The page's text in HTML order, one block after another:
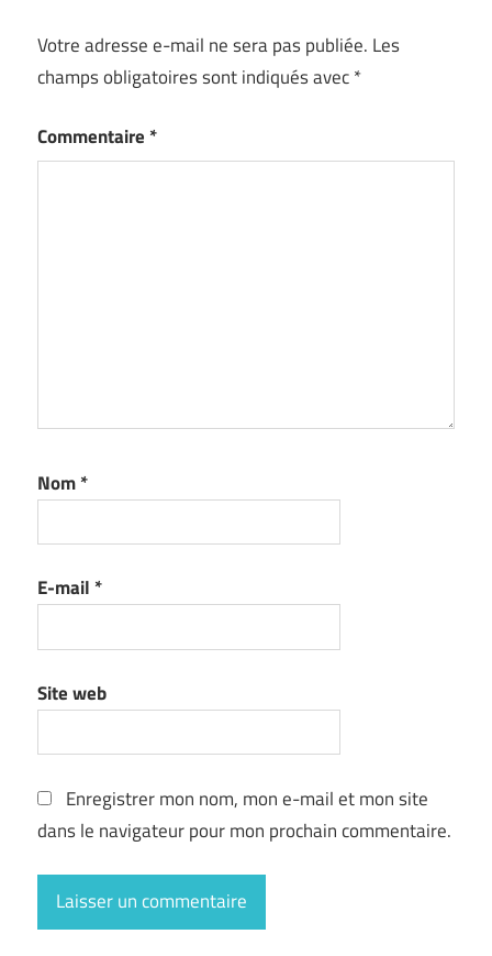
Votre adresse e-mail ne sera pas publiée. Les
champs obligatoires sont indiqués avec*
Commentaire *
Nom*
E-mail *
Site web
Enregistrer mon nom, mon e-mail et mon site
dans le navigateur pour mon prochain commentaire.